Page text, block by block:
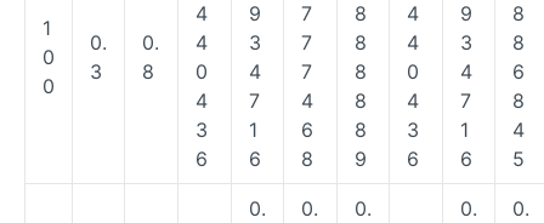
1
0
0
0.
3
0.
8
4
4
0
4
3
6
9
3
4
7
1
6
7
7
7
4
6
8
8
8
8
8
8
9
4
4
0
4
3
6
9
3
4
7
1
6
8
8
6
8
4
5
0.
0.
0.
0.
0.